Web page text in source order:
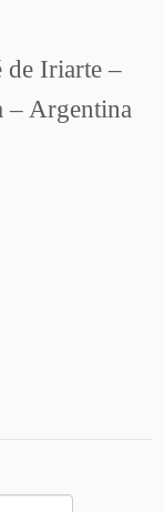
de Iriarte –
– Argentina